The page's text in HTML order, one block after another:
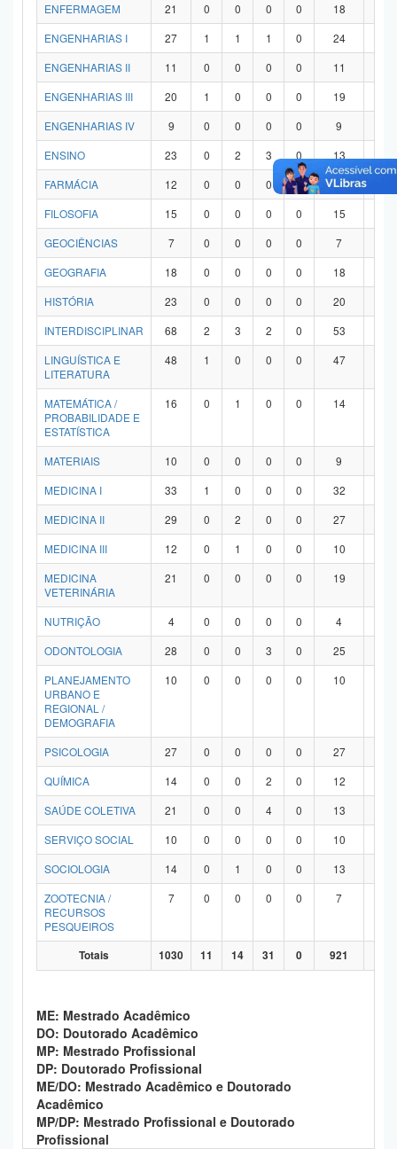
ENFERMAGEM
21 0 0 0 0 18
ENGENHARIAS I
27 1 1 1 0 24
ENGENHARIAS II
11 0 0 0 0 11
ENGENHARIAS III
20 1 0 0 0 19
ENGENHARIAS IV
9 0 0 0 0 9
ENSINO
23 0 2 3 0 13
FARMÁCIA
12 0 0 0 0 12
FILOSOFIA
15 0 0 0 0 15
GEOCIÊNCIAS
7 0 0 0 0 7
GEOGRAFIA
18 0 0 0 0 18
HISTÓRIA
23 0 0 0 0 20
INTERDISCIPLINAR
68 2 3 2 0 53
LINGUÍSTICA E
LITERATURA
48 1 0 0 0 47
MATEMÁTICA /
PROBABILIDADE E
ESTATÍSTICA
16 0 1 0 0 14
MATERIAIS 10 0 0 0 0 9
MEDICINA I
33 1 0 0 0 32
MEDICINA II
29 0 2 0 0 27
MEDICINA III
12 0 1 0 0 10
MEDICINA
VETERINÁRIA
21 0 0 0 0 19
NUTRIÇÃO 4 0 0 0 0 4
ODONTOLOGIA
28 0 0 3 0 25
PLANEJAMENTO
URBANO E
REGIONAL /
DEMOGRAFIA
10 0 0 0 0 10
PSICOLOGIA 27 0 0 0 0 27
QUÍMICA
14 0 0 2 0 12
SAÚDE COLETIVA
21 0 0 4 0 13
SERVIÇO SOCIAL
10 0 0 0 0 10
SOCIOLOGIA
14 0 1 0 0 13
ZOOTECNIA /
RECURSOS
PESQUEIROS
7 0 0 0 0 7
Totais 1030 11 14 31 0 921
ME: Mestrado Acadêmico
DO: Doutorado Acadêmico
MP: Mestrado Profissional
DP: Doutorado Profissional
ME/DO: Mestrado Acadêmico e Doutorado
Acadêmico
MP/DP: Mestrado Profissional e Doutorado
Profissional